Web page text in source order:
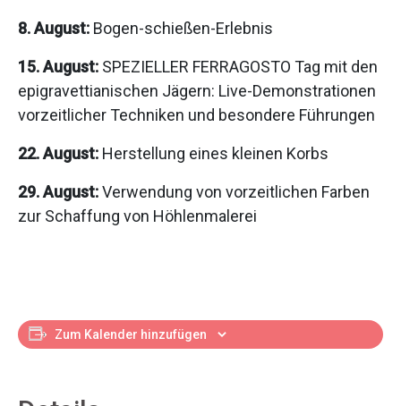
8. August: Bogen-schießen-Erlebnis
15. August: SPEZIELLER FERRAGOSTO Tag mit den
epigravettianischen Jägern: Live-Demonstrationen
vorzeitlicher Techniken und besondere Führungen
22. August: Herstellung eines kleinen Korbs
29. August:Verwendung von vorzeitlichen Farben
zur Schaffung von Höhlenmalerei
Zum Kalender hinzufügen